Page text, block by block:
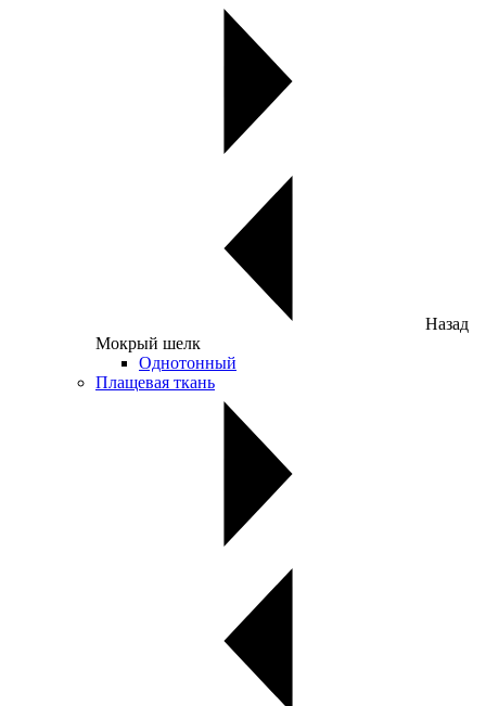
Назад
Мокрый шелк
Однотонный
Плащевая ткань